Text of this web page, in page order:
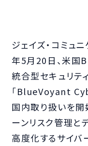
ジェイズ・コミュ
年5月20日、米国
統合型セキュリテ
「BlueVoyant
国内取り扱いを開
ーンリスク管理と
高度化するサイバ